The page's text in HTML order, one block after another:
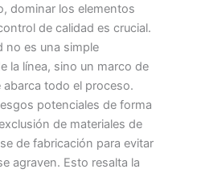
dominar los elementos
de calidad es crucial.
no es una simple
la línea, sino un marco de
todo el proceso.
potenciales de forma
de materiales de
de fabricación para evitar
agraven. Esto resalta la